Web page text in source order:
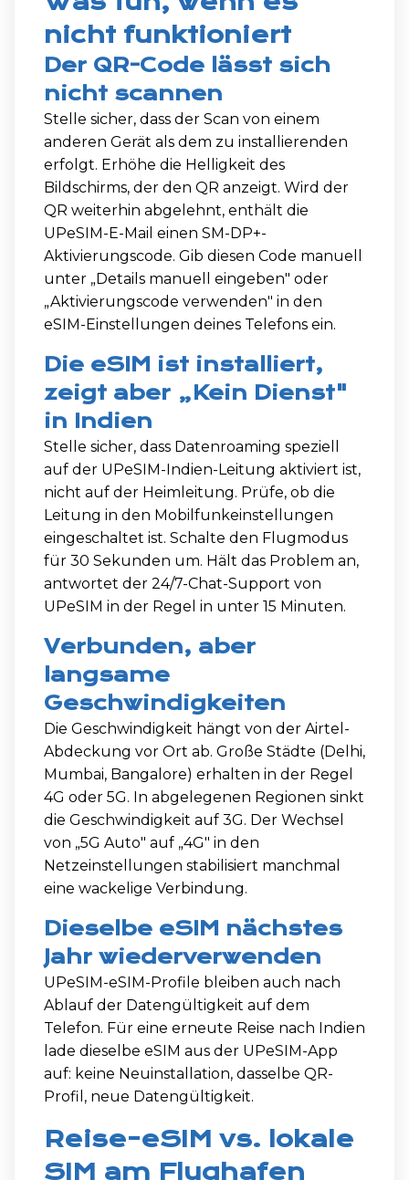
nicht funktioniert
Der QR-Code lässt sich
nicht scannen
Stelle sicher, dass der Scan von einem
anderen Gerät als dem zu installierenden
erfolgt. Erhöhe die Helligkeit des
Bildschirms, der den QR anzeigt. Wird der
QR weiterhin abgelehnt, enthält die
UPeSIM-E-Mail einen SM-DP+-
Aktivierungscode. Gib diesen Code manuell
unter „Details manuell eingeben" oder
„Aktivierungscode verwenden" in den
eSIM-Einstellungen deines Telefons ein.
Die eSIM ist installiert,
zeigt aber „Kein Dienst"
in Indien
Stelle sicher, dass Datenroaming speziell
auf der UPeSIM-Indien-Leitung aktiviert ist,
nicht auf der Heimleitung. Prüfe, ob die
Leitung in den Mobilfunkeinstellungen
eingeschaltet ist. Schalte den Flugmodus
für 30 Sekunden um. Hält das Problem an,
antwortet der 24/7-Chat-Support von
UPeSIM in der Regel in unter 15 Minuten.
Verbunden, aber
langsame
Geschwindigkeiten
Die Geschwindigkeit hängt von der Airtel-
Abdeckung vor Ort ab. Große Städte (Delhi,
Mumbai, Bangalore) erhalten in der Regel
4G oder 5G. In abgelegenen Regionen sinkt
die Geschwindigkeit auf 3G. Der Wechsel
von „5G Auto" auf „4G" in den
Netzeinstellungen stabilisiert manchmal
eine wackelige Verbindung.
Dieselbe eSIM nächstes
Jahr wiederverwenden
UPeSIM-eSIM-Profile bleiben auch nach
Ablauf der Datengültigkeit auf dem
Telefon. Für eine erneute Reise nach Indien
lade dieselbe eSIM aus der UPeSIM-App
auf: keine Neuinstallation, dasselbe QR-
Profil, neue Datengültigkeit.
Reise-eSIM vs. lokale
SIM am Flughafen